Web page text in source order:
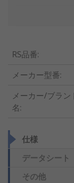
RS品番:
メーカー型番:
メーカー/ブラン
名:
仕様
データシート
その他